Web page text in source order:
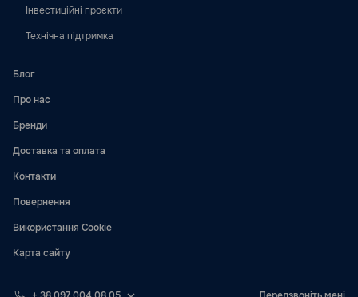
Інвестиційні проєкти
Технічна підтримка
Блог
Про нас
Бренди
Доставка та оплата
Контакти
Повернення
Використання Cookie
Карта сайту